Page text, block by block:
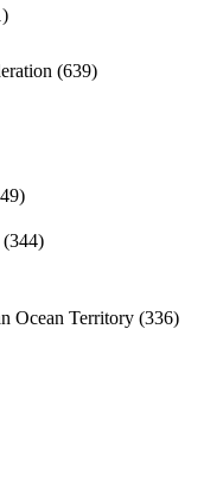
(639)
(344)
Ocean Territory (336)